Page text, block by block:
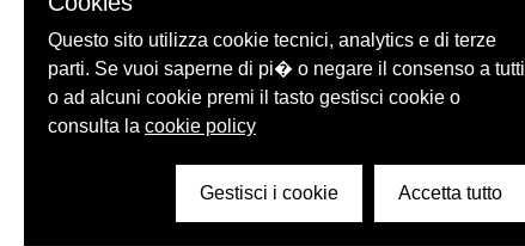
Questo sito utilizza cookie tecnici, analytics e di terze
parti. Se vuoi saperne di pi� o negare il consenso a tutti
o ad alcuni cookie premi il tasto gestisci cookie o
consulta la cookie policy
Gestisci i cookie Accetta tutto